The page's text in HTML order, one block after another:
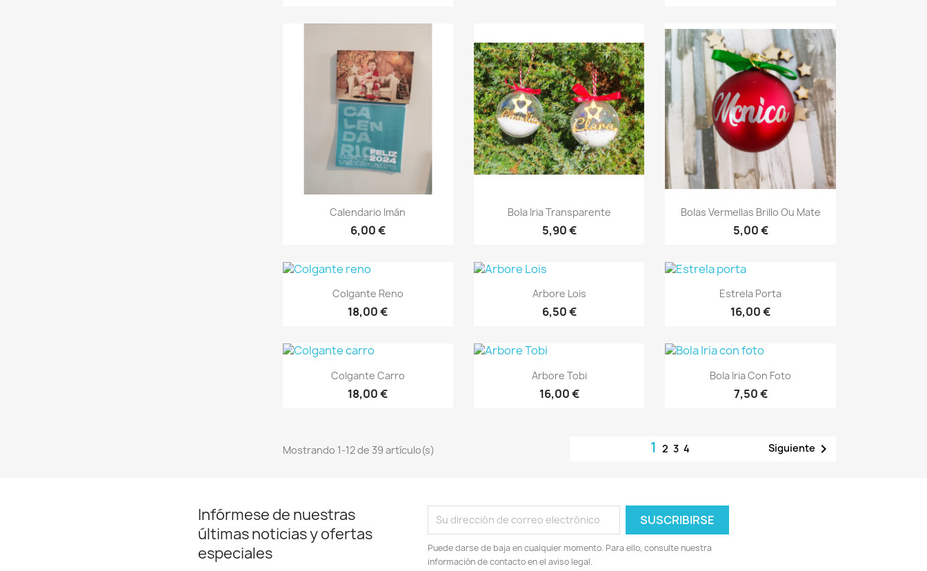
Vista rápida
Calendario Imán
6,00 €
Vista rápida
Bola Iria Transparente
5,90 €
Vista rápida
Bolas Vermellas Brillo Ou Mate
5,00 €
Vista rápida
Colgante Reno
18,00 €
Vista rápida
Arbore Lois
6,50 €
Vista rápida
Estrela Porta
16,00 €
Vista rápida
Colgante Carro
18,00 €
Vista rápida
Arbore Tobi
16,00 €
Vista rápida
Bola Iria Con Foto
7,50 €
Mostrando 1-12 de 39 artículo(s) 1234 Siguiente 
Infórmese de nuestras
últimas noticias y ofertas
especiales
Puede darse de baja en cualquier momento. Para ello, consulte nuestra
información de contacto en el aviso legal.